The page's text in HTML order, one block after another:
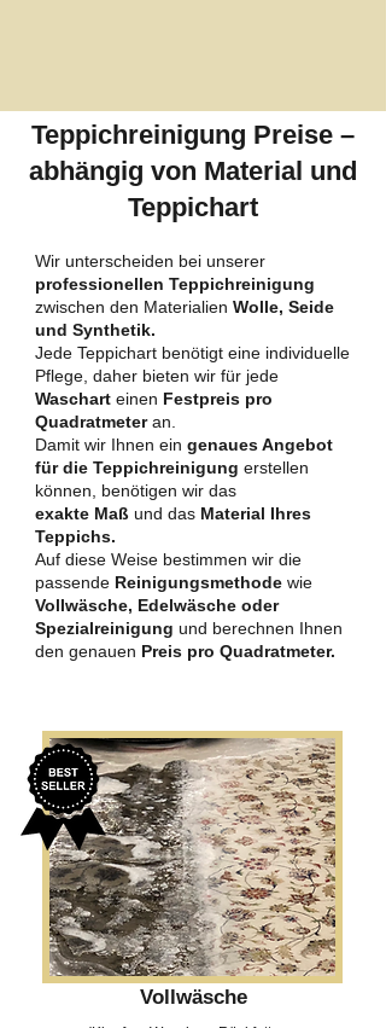
Teppichreinigung Preise –
abhängig von Material und
Teppichart
Wir unterscheiden bei unserer
professionellen Teppichreinigung
zwischen den Materialien Wolle, Seide
und Synthetik.
Jede Teppichart benötigt eine individuelle
Pflege, daher bieten wir für jede
Waschart einen Festpreis pro
Quadratmeteran.
Damit wir Ihnen ein genaues Angebot
für die Teppichreinigung erstellen
können, benötigen wir das
exakte Maß und das Material Ihres
Teppichs.
Auf diese Weise bestimmen wir die
passende Reinigungsmethode wie
Vollwäsche, Edelwäsche oder
Spezialreinigung und berechnen Ihnen
den genauen Preis pro Quadratmeter.
Vollwäsche